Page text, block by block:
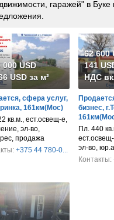
гаражей" в
000 USD
USD за м²
сфера услуг,
161км(Мос)
кв.м., ест.освещ-е,
эл-во,
продажа
+375 44 780-0...
62 600
141
НДС
бизнес,
Пл. 440
эл-во,
Контакты: